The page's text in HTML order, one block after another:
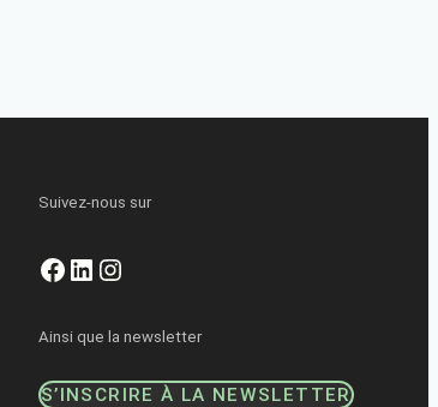
Suivez-nous sur
Facebook
LinkedIn
Instagram
Ainsi que la newsletter
S’INSCRIRE À LA NEWSLETTER